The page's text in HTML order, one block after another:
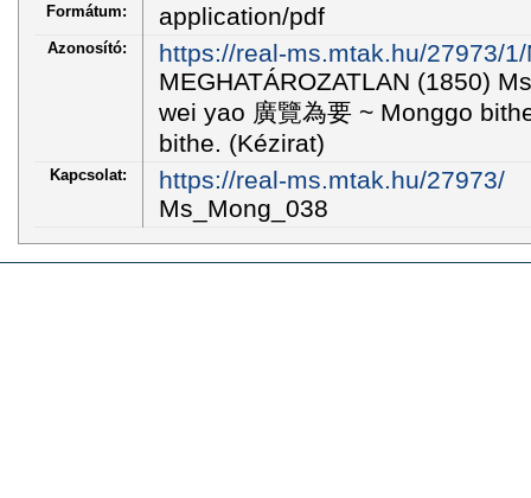
Formátum: application/pdf
Azonosító:
https://real-ms.mtak.hu/27973/
MEGHATÁROZATLAN (1850)
wei yao 廣覽為要 ~ Monggo
bithe. (Kézirat)
Kapcsolat:
https://real-ms.mtak.hu/27973/
Ms_Mong_038